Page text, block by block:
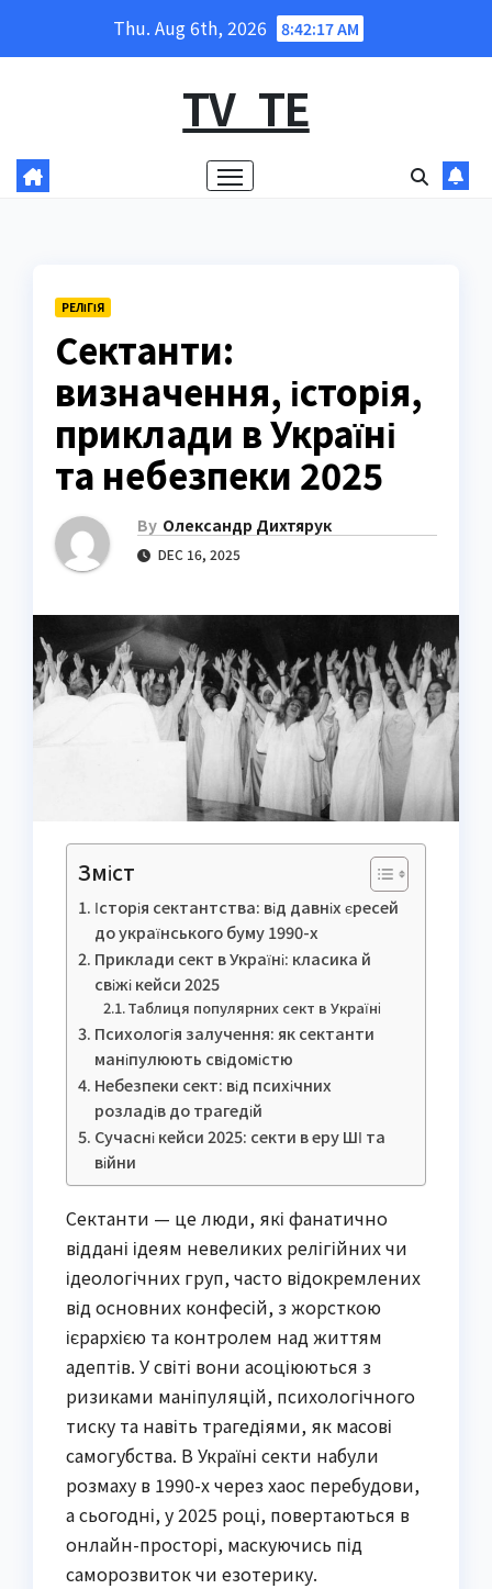
Thu. Aug 6th, 2026 8:42:18 AM
TV_TE
РЕЛІГІЯ
Сектанти:
визначення, історія,
приклади в Україні
та небезпеки 2025
By Олександр Дихтярук
DEC 16, 2025
Зміст
Історія сектантства: від давніх єресей
до українського буму 1990-х
Приклади сект в Україні: класика й
свіжі кейси 2025
Таблиця популярних сект в Україні
Психологія залучення: як сектанти
маніпулюють свідомістю
Небезпеки сект: від психічних
розладів до трагедій
Сучасні кейси 2025: секти в еру ШІ та
війни
Сектанти — це люди, які фанатично
віддані ідеям невеликих релігійних чи
ідеологічних груп, часто відокремлених
від основних конфесій, з жорсткою
ієрархією та контролем над життям
адептів. У світі вони асоціюються з
ризиками маніпуляцій, психологічного
тиску та навіть трагедіями, як масові
самогубства. В Україні секти набули
розмаху в 1990-х через хаос перебудови,
а сьогодні, у 2025 році, повертаються в
онлайн-просторі, маскуючись під
саморозвиток чи езотерику.